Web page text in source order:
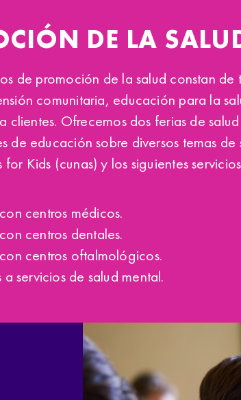
DE LA
de promoción de la salud constan de
comunitaria, educación para la
clientes. Ofrecemos dos ferias de
de educación sobre diversos temas
for Kids (cunas) y los siguientes
centros médicos.
centros dentales.
centros oftalmológicos.
servicios de salud mental.